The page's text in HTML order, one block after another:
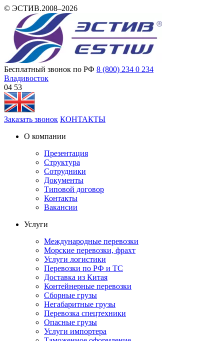
© ЭСТИВ.2008–2026
Бесплатный звонок по РФ 8 (800) 234 0 234
Владивосток
04 53
Заказать звонок КОНТАКТЫ
О компании
Презентация
Структура
Сотрудники
Документы
Типовой договор
Контакты
Вакансии
Услуги
Международные перевозки
Морские перевозки, фрахт
Услуги логистики
Перевозки по РФ и ТС
Доставка из Китая
Контейнерные перевозки
Сборные грузы
Негабаритные грузы
Перевозка спецтехники
Опасные грузы
Услуги импортера